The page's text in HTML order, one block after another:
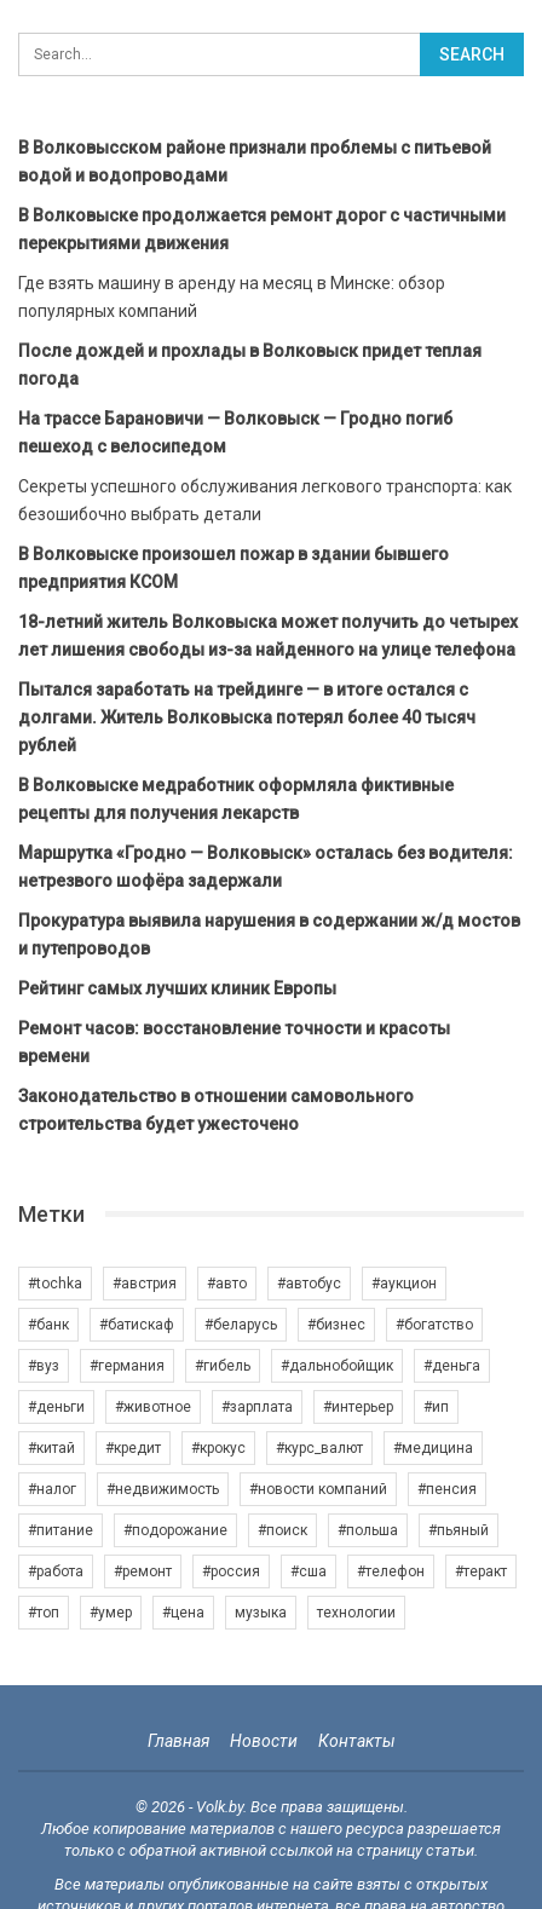
В Волковысском районе признали проблемы с питьевой
водой и водопроводами
В Волковыске продолжается ремонт дорог с частичными
перекрытиями движения
Где взять машину в аренду на месяц в Минске: обзор
популярных компаний
После дождей и прохлады в Волковыск придет теплая
погода
На трассе Барановичи — Волковыск — Гродно погиб
пешеход с велосипедом
Секреты успешного обслуживания легкового транспорта: как
безошибочно выбрать детали
В Волковыске произошел пожар в здании бывшего
предприятия КСОМ
18-летний житель Волковыска может получить до четырех
лет лишения свободы из-за найденного на улице телефона
Пытался заработать на трейдинге — в итоге остался с
долгами. Житель Волковыска потерял более 40 тысяч
рублей
В Волковыске медработник оформляла фиктивные
рецепты для получения лекарств
Маршрутка «Гродно — Волковыск» осталась без водителя:
нетрезвого шофёра задержали
Прокуратура выявила нарушения в содержании ж/д мостов
и путепроводов
Рейтинг самых лучших клиник Европы
Ремонт часов: восстановление точности и красоты
времени
Законодательство в отношении самовольного
строительства будет ужесточено
Метки
#tochka #австрия #авто #автобус #аукцион
#банк #батискаф #беларусь #бизнес #богатство
#вуз #германия #гибель #дальнобойщик #деньга
#деньги #животное #зарплата #интерьер #ип
#китай #кредит #крокус #курс_валют #медицина
#налог #недвижимость #новости компаний #пенсия
#питание #подорожание #поиск #польша #пьяный
#работа #ремонт #россия #сша #телефон #теракт
#топ #умер #цена музыка технологии
Главная Новости Контакты
© 2026 - Volk.by. Все права защищены.
Любое копирование материалов с нашего ресурса разрешается
только с обратной активной ссылкой на страницу статьи.
Все материалы опубликованные на сайте взяты с открытых